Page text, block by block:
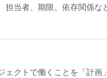
担当者、期限、依存関係
ェクトで働くことを「計